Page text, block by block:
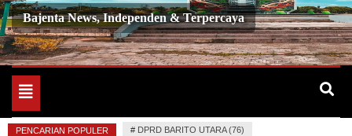
Bajenta News, Independen & Terpercaya
Toggle
navigation
PENCARIAN POPULER # DPRD BARITO UTARA (76)